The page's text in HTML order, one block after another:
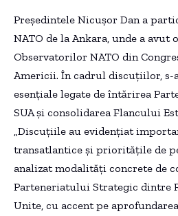
Președintele Nicușor Dan a
NATO de la Ankara, unde a avut
Observatorilor NATO din
Americii. În cadrul discuțiilor, s-
esențiale legate de întărirea
SUA și consolidarea Flancului
„Discuțiile au evidențiat
transatlantice și prioritățile de
analizat modalități concrete de
Parteneriatului Strategic dintre
Unite, cu accent pe